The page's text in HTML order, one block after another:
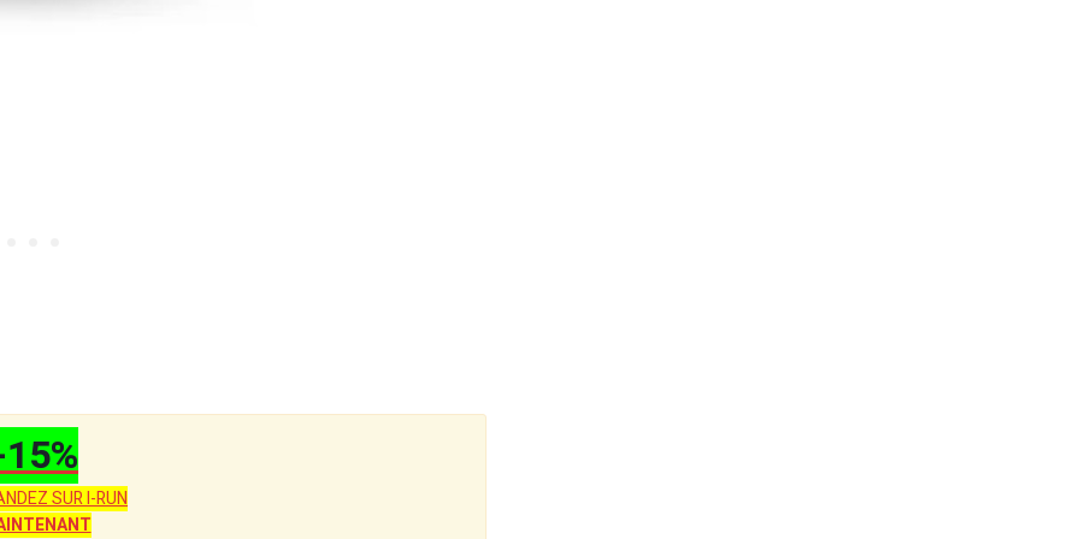
SUR I-RUN